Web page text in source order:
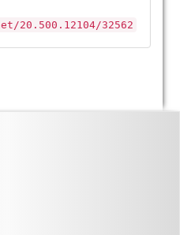
20.500.12104/32562